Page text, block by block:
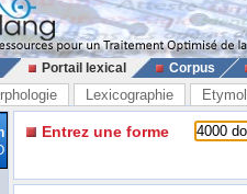
Portail lexical Corpus
Lexicographie
Entrez une forme